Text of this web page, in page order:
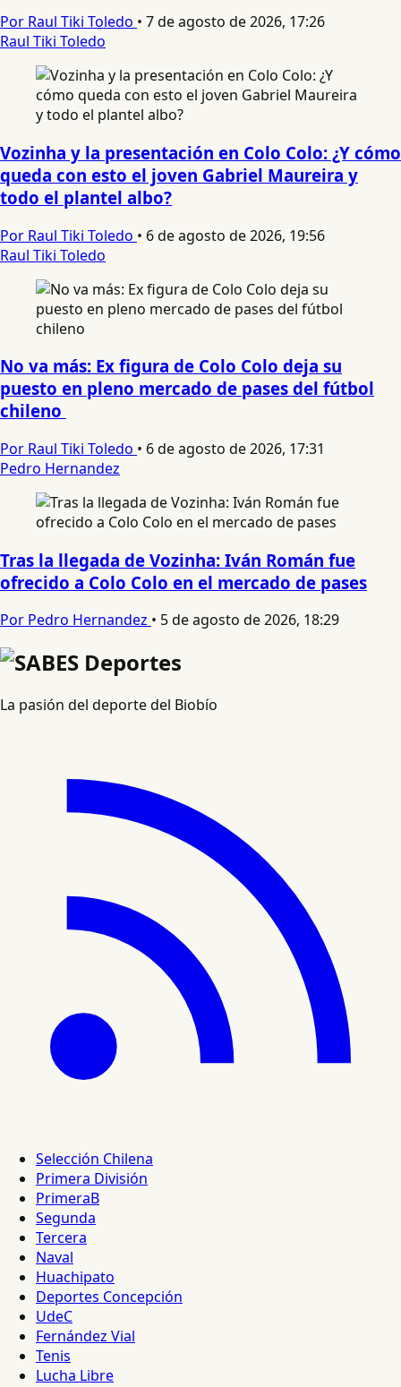
Por Raul Tiki Toledo • 7 de agosto de 2026, 17:26
Raul Tiki Toledo
Vozinha y la presentación en Colo Colo: ¿Y cómo
queda con esto el joven Gabriel Maureira y
todo el plantel albo?
Por Raul Tiki Toledo • 6 de agosto de 2026, 19:56
Raul Tiki Toledo
No va más: Ex figura de Colo Colo deja su
puesto en pleno mercado de pases del fútbol
chileno
Por Raul Tiki Toledo • 6 de agosto de 2026, 17:31
Pedro Hernandez
Tras la llegada de Vozinha: Iván Román fue
ofrecido a Colo Colo en el mercado de pases
Por Pedro Hernandez • 5 de agosto de 2026, 18:29
La pasión del deporte del Biobío
Selección Chilena
Primera División
PrimeraB
Segunda
Tercera
Naval
Huachipato
Deportes Concepción
UdeC
Fernández Vial
Tenis
Lucha Libre